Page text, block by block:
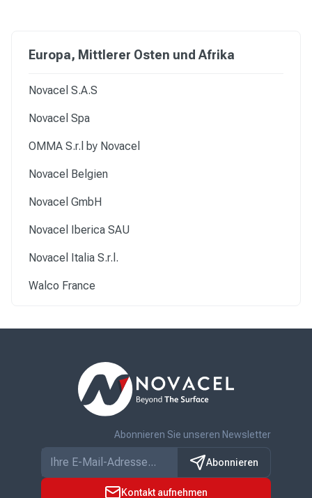
Europa, Mittlerer Osten und Afrika
Novacel S.A.S
Novacel Spa
OMMA S.r.l by Novacel
Novacel Belgien
Novacel GmbH
Novacel Iberica SAU
Novacel Italia S.r.l.
Walco France
Kontakt aufnehmen
Abonnieren Sie unseren Newsletter
Abonnieren